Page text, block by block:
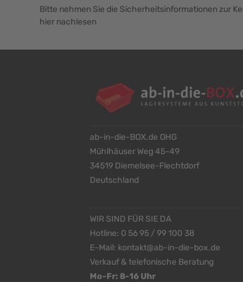
Bitte nehmen Sie die Sicherheitsinformationen zur
hier nachlesen
ab-in-die-BOX.de OHG
Mühlhäuser Weg 45-49
34519 Diemelsee-Flechtdorf
Deutschland
WIR SIND FÜR SIE DA
Hotline: 0 56 95 / 99 100 38
E-Mail: kontakt@ab-in-die-box.de
Verkauf & telefonische Beratung
Mo-Fr: 8-16 Uhr